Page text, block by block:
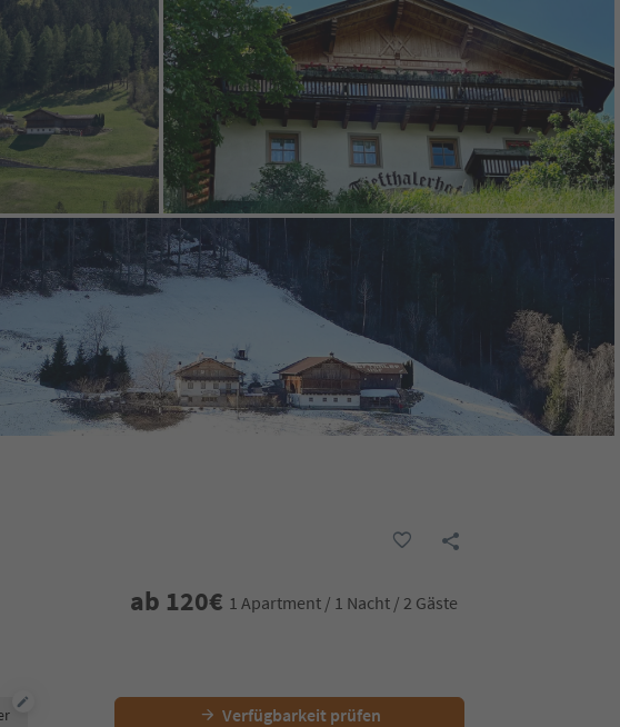
ab 120€ 1 Apartment / 1 Nacht / 2 Gäste
Verfügbarkeit prüfen